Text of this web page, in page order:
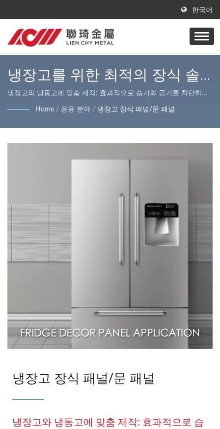
한국어
냉장고를 위한 최적의 장식 솔
루션을 발견하세요 / 방청 강판
제조업체 | LIENCHY
LAMINATED METAL
냉장고와 냉동고에 맞춤 제작: 효과적으로 습기와 공기를 차단하며,
청소와 유지 관리가 용이합니다. / Lienchy Metal의 주요 제품은
절단 서비스로, 다양한 실내 및 실외 장식 및 가전 제품 케이스에 적
Home / 응용 분야 / 냉장고 장식 패널/문 패널
냉장고 장식 패널/문 패널
냉장고와 냉동고에 맞춤 제작: 효과적으로 습